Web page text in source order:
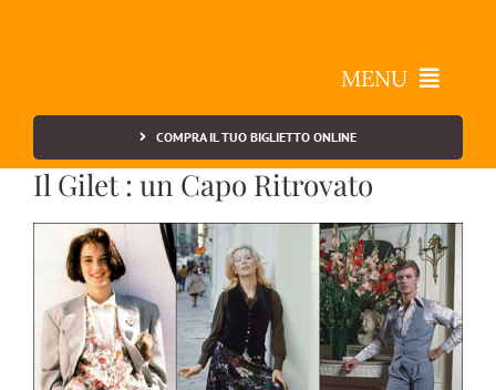
MENU
Vintage a Belgioioso
Contatti
COMPRA IL TUO BIGLIETTO ONLINE
Il Gilet : un Capo Ritrovato